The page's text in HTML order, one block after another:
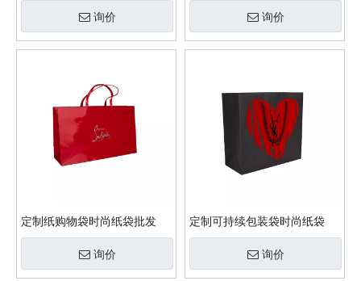
询价 询价
定制纸购物袋时尚纸袋批发
询价
定制可持续包装袋时尚纸袋
询价